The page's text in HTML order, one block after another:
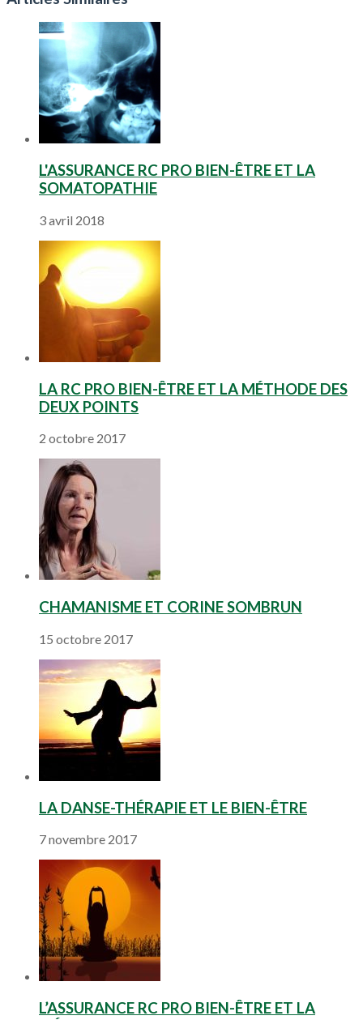
L'ASSURANCE RC PRO BIEN-ÊTRE ET LA
SOMATOPATHIE
3 avril 2018
LA RC PRO BIEN-ÊTRE ET LA MÉTHODE DES
DEUX POINTS
2 octobre 2017
CHAMANISME ET CORINE SOMBRUN
15 octobre 2017
LA DANSE-THÉRAPIE ET LE BIEN-ÊTRE
7 novembre 2017
L’ASSURANCE RC PRO BIEN-ÊTRE ET LA